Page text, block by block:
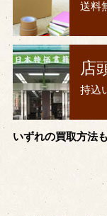
送料
店
持込
いずれの買取方法